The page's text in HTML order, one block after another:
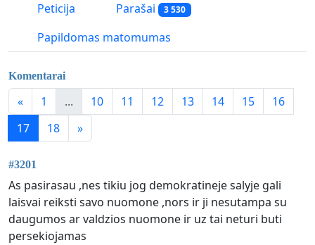
Peticija Parašai 3 530
Papildomas matomumas
Komentarai
« 1 ... 10 11 12 13 14 15
16
17
18 »
#3201
As pasirasau ,nes tikiu jog demokratineje salyje gali
laisvai reiksti savo nuomone ,nors ir ji nesutampa su
daugumos ar valdzios nuomone ir uz tai neturi buti
persekiojamas